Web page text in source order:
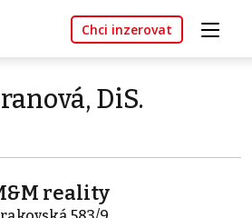
Chci inzerovat
DiS.
reality